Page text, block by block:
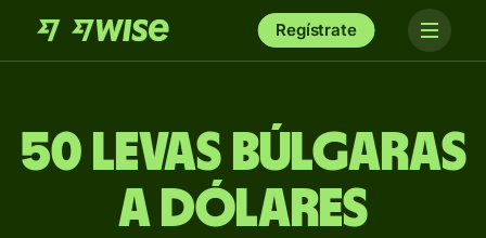
Regístrate
50 levas búlgaras
a dólares